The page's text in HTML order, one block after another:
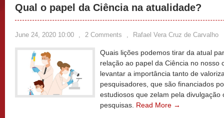
Qual o papel da Ciência na atualidade?
June 24, 2020 10:00 , 2 Comments , Rafael Vera Cruz de Carvalho
Quais lições podemos tirar da atual
relação ao papel da Ciência no nosso
levantar a importância tanto de
pesquisadores, que são financiados
estudiosos que zelam pela
pesquisas. Read More →